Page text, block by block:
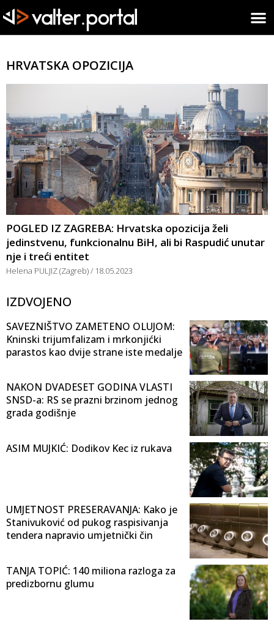
HRVATSKA OPOZICIJA
POGLED IZ ZAGREBA: Hrvatska opozicija želi
jedinstvenu, funkcionalnu BiH, ali bi Raspudić unutar
nje i treći entitet
Helena PULJIZ (Zagreb) 18.05.2023
IZDVOJENO
SAVEZNIŠTVO ZAMETENO OLUJOM:
Kninski trijumfalizam i mrkonjićki
parastos kao dvije strane iste medalje
NAKON DVADESET GODINA VLASTI
SNSD-a: RS se prazni brzinom jednog
grada godišnje
ASIM MUJKIĆ: Dodikov Kec iz rukava
UMJETNOST PRESERAVANJA: Kako je
Stanivuković od pukog raspisivanja
tendera napravio umjetnički čin
TANJA TOPIĆ: 140 miliona razloga za
predizbornu glumu